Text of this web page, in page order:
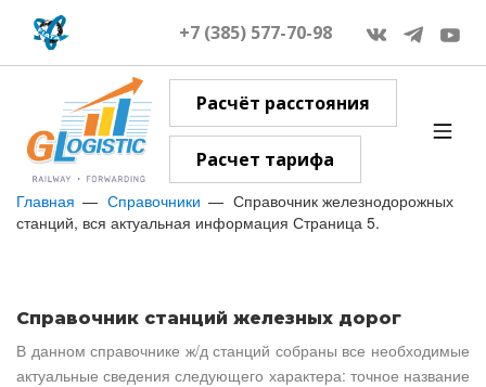
+7 (385) 577-70-98
Расчёт расстояния
Расчет тарифа
Главная Справочники
Справочник железнодорожных
станций, вся актуальная информация Страница 5.
Справочник станций железных дорог
В данном справочнике ж/д станций собраны все необходимые
актуальные сведения следующего характера: точное название